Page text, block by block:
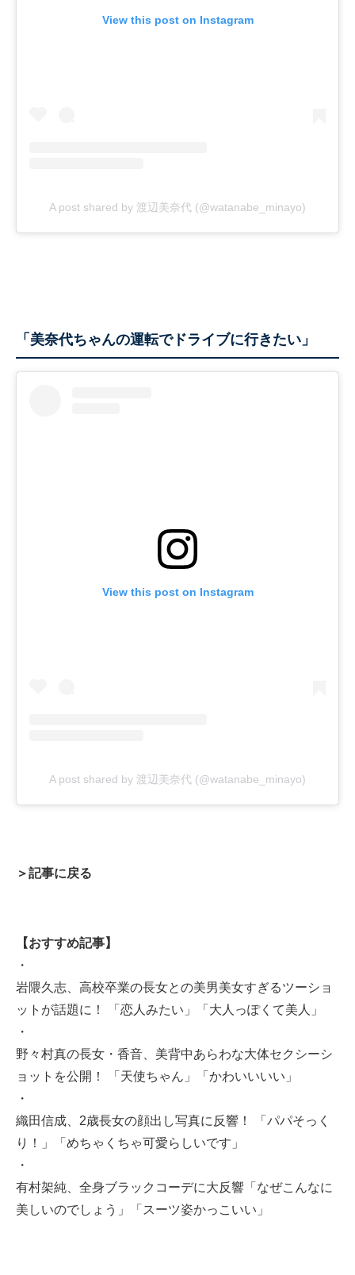
View this post on Instagram
A post shared by 渡辺美奈代 (@watanabe_minayo)
「美奈代ちゃんの運転でドライブに行きたい」
View this post on Instagram
A post shared by 渡辺美奈代 (@watanabe_minayo)
＞記事に戻る
【おすすめ記事】
・
岩隈久志、高校卒業の長女との美男美女すぎるツーショ
ットが話題に！ 「恋人みたい」「大人っぽくて美人」
・
野々村真の長女・香音、美背中あらわな大体セクシーシ
ョットを公開！ 「天使ちゃん」「かわいいいい」
・
織田信成、2歳長女の顔出し写真に反響！ 「パパそっく
り！」「めちゃくちゃ可愛らしいです」
・
有村架純、全身ブラックコーデに大反響「なぜこんなに
美しいのでしょう」「スーツ姿かっこいい」